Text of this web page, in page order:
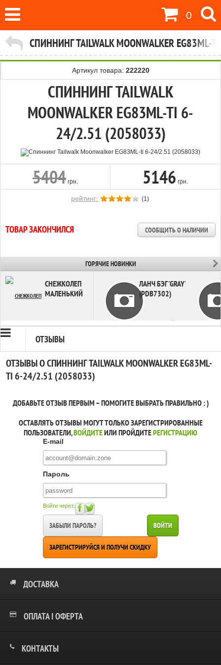
Артикул товара: 222220
СПИННИНГ TAILWALK
MOONWALKER EG83ML-TI 6-
24/2.51 (2058033)
5404 грн. 5146 грн.
рейтинг: (1)
ТОВАР ЗАКОНЧИЛСЯ СООБЩИТЬ О НАЛИЧИИ
ГОРЯЧИЕ НОВИНКИ
СНЕЖКОЛЕП
МАЛЕНЬКИЙ
в наличии
ЛАНЧ БЭГ 'GRAY'
(PDB7302)
ОТЗЫВЫ
ОТЗЫВЫ О СПИННИНГ TAILWALK MOONWALKER EG83ML-
TI 6-24/2.51 (2058033)
ДОБАВЬТЕ ОТЗЫВ ПЕРВЫМ – ПОМОГИТЕ ВЫБРАТЬ ПРАВИЛЬНО : )
ОСТАВЛЯТЬ ОТЗЫВЫ МОГУТ ТОЛЬКО ЗАРЕГИСТРИРОВАННЫЕ
ПОЛЬЗОВАТЕЛИ,ВОЙДИТЕИЛИ ПРОЙДИТЕРЕГИСТРАЦИЮ
E-mail
Пароль
Войти через:
ВОЙТИ
ЗАБЫЛИ ПАРОЛЬ?
ЗАРЕГИСТРИРУЙСЯ И ПОЛУЧИ СКИДКУ
ДОСТАВКА
ОПЛАТА І ОФЕРТА
КОНТАКТЫ
0
СПИННИНГ TAILWALK MOONWALKER